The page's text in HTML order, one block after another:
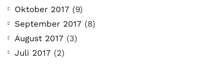
Oktober 2017 (9)
September 2017 (8)
August 2017 (3)
Juli 2017 (2)